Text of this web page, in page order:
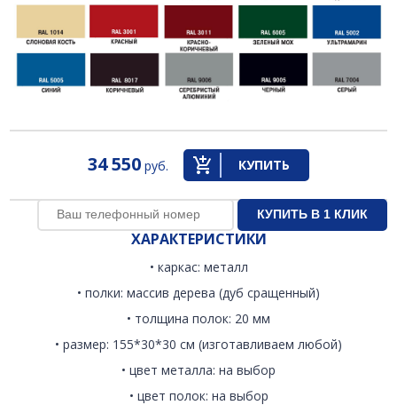
34 550 руб. КУПИТЬ
ХАРАКТЕРИСТИКИ
• каркас: металл
• полки: массив дерева (дуб сращенный)
• толщина полок: 20 мм
• размер: 155*30*30 см (изготавливаем любой)
• цвет металла: на выбор
• цвет полок: на выбор